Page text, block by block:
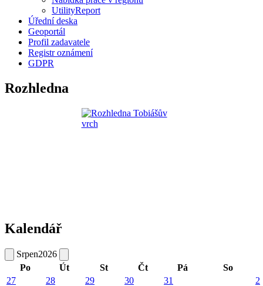
UtilityReport
Úřední deska
Geoportál
Profil zadavatele
Registr oznámení
GDPR
Rozhledna
Kalendář
Srpen2026
Po
Út St Čt Pá
So
27
28
29
30
31
2